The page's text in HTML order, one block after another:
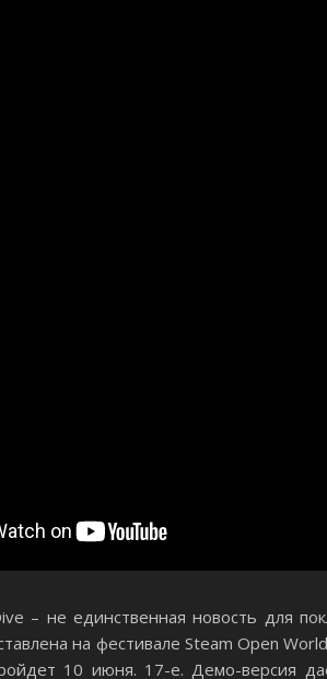
– не единственная новость для
​​на фестивале Steam Open
10 июня. 17-е. Демо-версия